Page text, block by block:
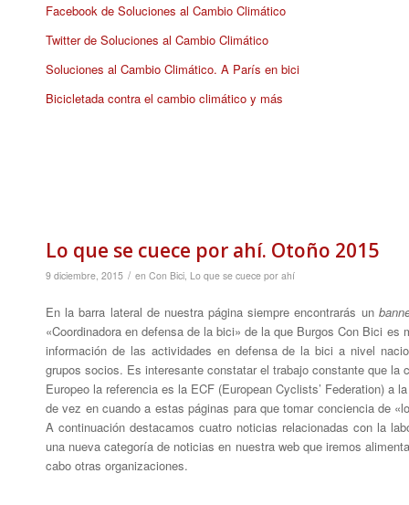
Facebook de Soluciones al Cambio Climático
Twitter de Soluciones al Cambio Climático
Soluciones al Cambio Climático. A París en bici
Bicicletada contra el cambio climático y más
Lo que se cuece por ahí. Otoño 2015
9 diciembre, 2015 / en Con Bici, Lo que se cuece por ahí
En la barra lateral de nuestra página siempre encontrarás un
«Coordinadora en defensa de la bici» de la que Burgos Con Bici
información de las actividades en defensa de la bici a nivel
grupos socios. Es interesante constatar el trabajo constante que
Europeo la referencia es la ECF (European Cyclists’ Federation)
de vez en cuando a estas páginas para que tomar conciencia de
A continuación destacamos cuatro noticias relacionadas con la
una nueva categoría de noticias en nuestra web que iremos
cabo otras organizaciones.